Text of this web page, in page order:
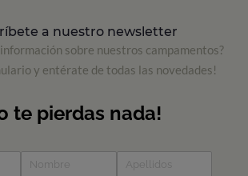
a nuestro newsletter
sobre nuestros campamentos?
y entérate de todas las novedades!